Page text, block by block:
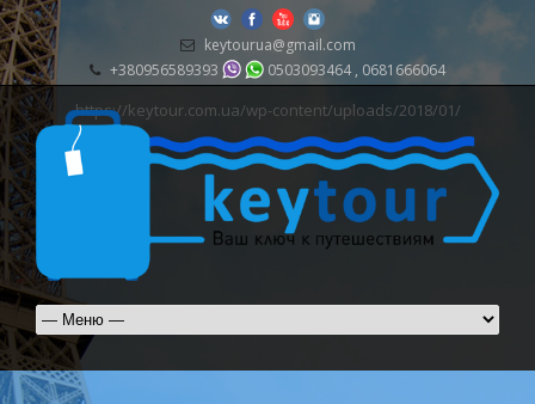
keytourua@gmail.com
+380956589393
0503093464 , 0681666064
https://keytour.com.ua/wp-content/uploads/2018/01/